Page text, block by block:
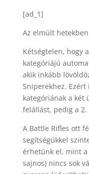
[ad_1]
Az elmúlt
Kétségtelen, hogy
kategóriájú
akik inkább
Sniperekhez.
kategóriának a két
felállást, pedig a
A Battle Rifles ott
segítségükkel
érhetünk el, mint a
sajnos) nincs sok